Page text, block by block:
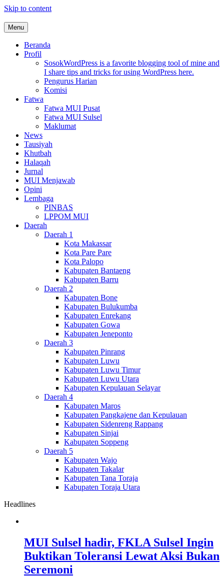
Skip to content
MUI Sulawesi Selatan
Khadimul Ummah wa Shadiqul Hukuuma
Menu
Beranda
Profil
SosokWordPress is a favorite blogging tool of mine and
I share tips and tricks for using WordPress here.
Pengurus Harian
Komisi
Fatwa
Fatwa MUI Pusat
Fatwa MUI Sulsel
Maklumat
News
Tausiyah
Khutbah
Halaqah
Jurnal
MUI Menjawab
Opini
Lembaga
PINBAS
LPPOM MUI
Daerah
Daerah 1
Kota Makassar
Kota Pare Pare
Kota Palopo
Kabupaten Bantaeng
Kabupaten Barru
Daerah 2
Kabupaten Bone
Kabupaten Bulukumba
Kabupaten Enrekang
Kabupaten Gowa
Kabupaten Jeneponto
Daerah 3
Kabupaten Pinrang
Kabupaten Luwu
Kabupaten Luwu Timur
Kabupaten Luwu Utara
Kabupaten Kepulauan Selayar
Daerah 4
Kabupaten Maros
Kabupaten Pangkajene dan Kepulauan
Kabupaten Sidenreng Rappang
Kabupaten Sinjai
Kabupaten Soppeng
Daerah 5
Kabupaten Wajo
Kabupaten Takalar
Kabupaten Tana Toraja
Kabupaten Toraja Utara
Headlines
MUI Sulsel hadir, FKLA Sulsel Ingin
Buktikan Toleransi Lewat Aksi Bukan
Seremoni